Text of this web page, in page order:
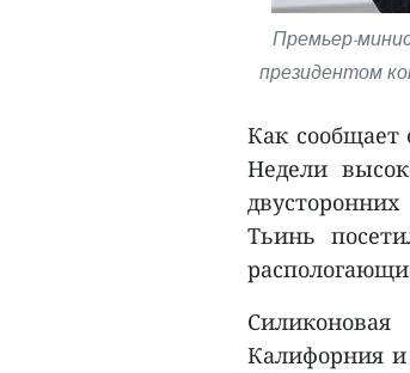
Премьер-
президентом
Как сообщает
Недели
Тьинь
Калифорния и